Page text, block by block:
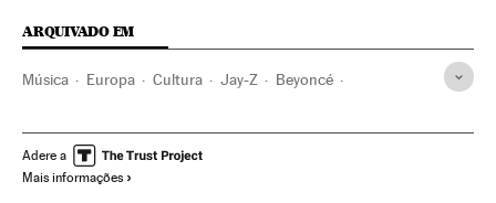
ARQUIVADO EM
Música Europa Cultura Jay-Z Beyoncé
Estilos musicais Instituições culturais
Adere a
Mais informações